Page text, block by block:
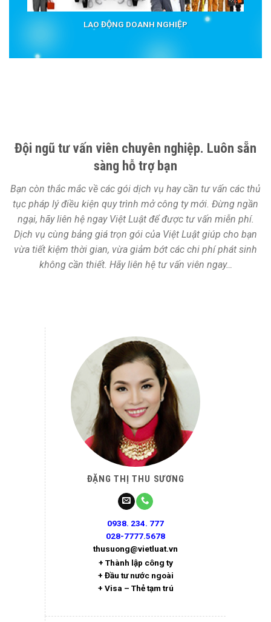
LAO ĐỘNG DOANH NGHIỆP
Đội ngũ tư vấn viên chuyên nghiệp. Luôn sẵn
sàng hỗ trợ bạn
Bạn còn thắc mắc về các gói dịch vụ hay cần tư vấn các thủ
tục pháp lý điều kiện quy trình mở công ty mới. Đừng ngần
ngại, hãy liên hệ ngay Việt Luật để được tư vấn miễn phí.
Dịch vụ cùng bảng giá trọn gói của Việt Luật giúp cho bạn
vừa tiết kiệm thời gian, vừa giảm bớt các chi phí phát sinh
không cần thiết. Hãy liên hệ tư vấn viên ngay…
ĐẶNG THỊ THU SƯƠNG
0938. 234. 777
028-7777.5678
thusuong@vietluat.vn
+ Thành lập công ty
+ Đầu tư nước ngoài
+ Visa – Thẻ tạm trú